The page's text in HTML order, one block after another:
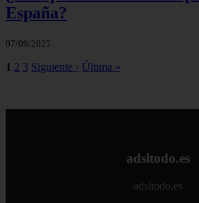
España?
07/09/2025
1 2 3 Siguiente › Última »
adsltodo.es
adsltodo.es